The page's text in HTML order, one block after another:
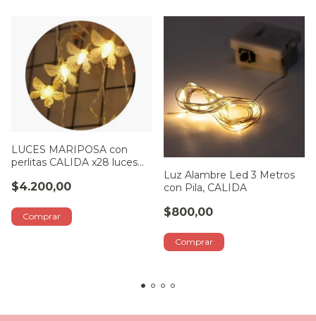
LUCES MARIPOSA con
perlitas CALIDA x28 luces
$4.200,00
Luz Alambre Led 3 Metros
con Pila, CALIDA
$800,00